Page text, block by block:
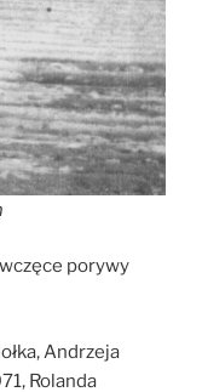
porywy
Andrzeja
Rolanda